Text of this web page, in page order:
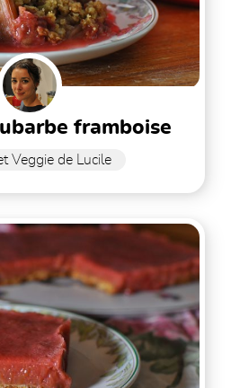
framboise
Veggie de Lucile